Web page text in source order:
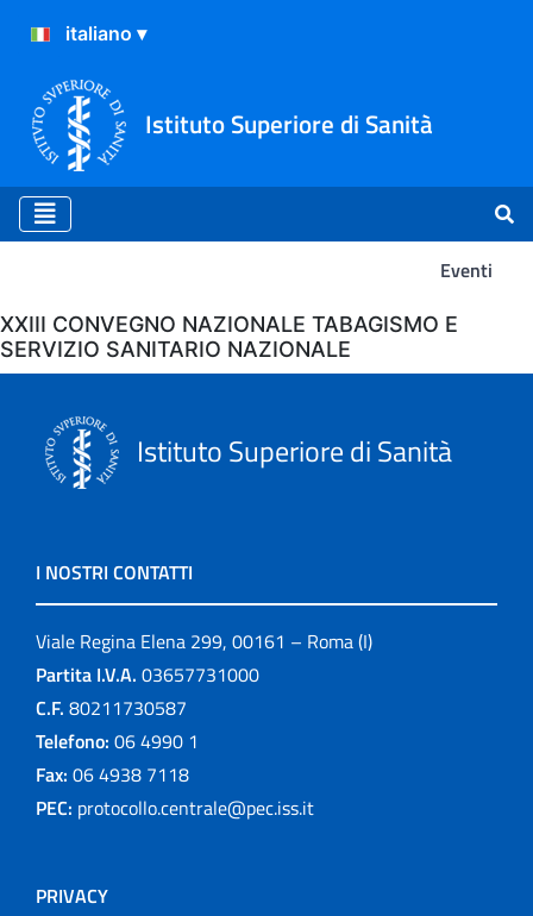
Istituto Superiore di Sanità
Eventi
Eventi
XXIII CONVEGNO NAZIONALE TABAGISMO E
SERVIZIO SANITARIO NAZIONALE
Istituto Superiore di Sanità
I NOSTRI CONTATTI
Viale Regina Elena 299, 00161 – Roma (I)
Partita I.V.A. 03657731000
C.F. 80211730587
Telefono: 06 4990 1
Fax: 06 4938 7118
PEC: protocollo.centrale@pec.iss.it
PRIVACY